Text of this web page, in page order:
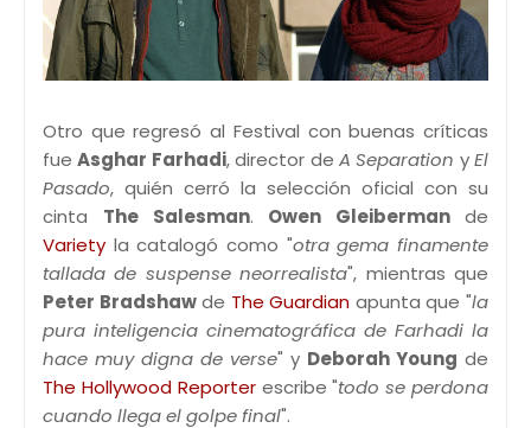
Otro que regresó al Festival con buenas críticas
fueAsghar Farhadi, director de A Separation yEl
Pasado, quién cerró la selección oficial con su
cinta The Salesman. Owen Gleibermande
Variety la catalogó como "otra gema finamente
tallada de suspense neorrealista", mientras que
Peter Bradshawde The Guardian apunta que "la
pura inteligencia cinematográfica de Farhadi la
hace muy digna de verse" y Deborah Young de
The Hollywood Reporterescribe "todo se perdona
cuando llega el golpe final".